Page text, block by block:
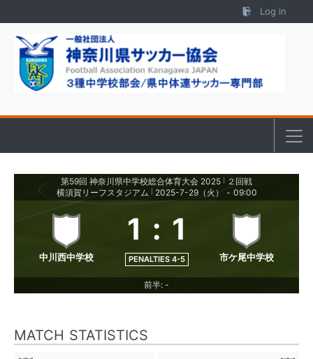
Log in
第59回 神奈川県中学校総合体育大会 2025
２回戦
横須賀リーフスタジアム
2025-7-29（火） - 09:00
中川西中学校
1 : 1
PENALTIES 4-5 市ケ尾中学校
前半: -
MATCH STATISTICS